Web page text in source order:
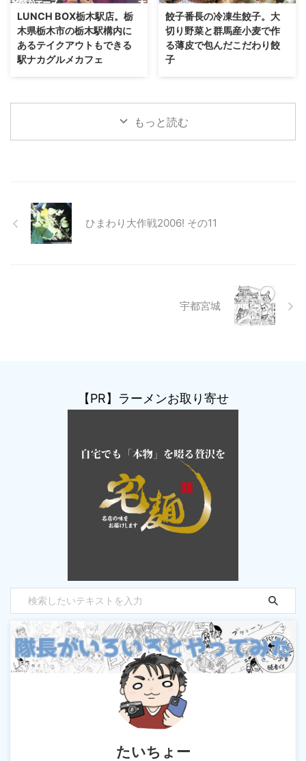
LUNCH BOX栃木駅店。栃
木県栃木市の栃木駅構内に
あるテイクアウトもできる
駅ナカグルメカフェ
餃子番長の冷凍生餃子。大
切り野菜と群馬産小麦で作
る薄皮で包んだこだわり餃
子
もっと読む
ひまわり大作戦2006! その11
宇都宮城
【PR】ラーメンお取り寄せ
たいちょー